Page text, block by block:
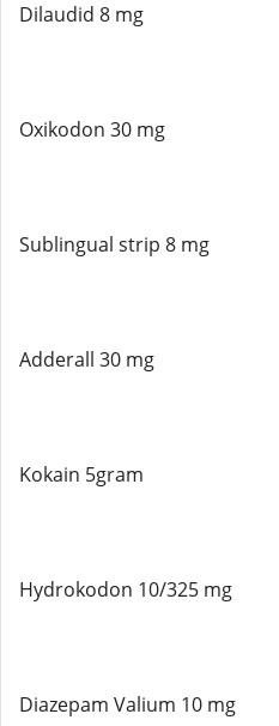
Dilaudid 8 mg
Oxikodon 30 mg
Sublingual strip 8 mg
Adderall 30 mg
Kokain 5gram
Hydrokodon 10/325 mg
Diazepam Valium 10 mg